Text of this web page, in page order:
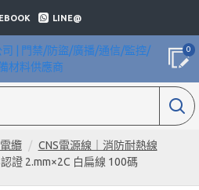
LINE@
0
纜
CNS電源線｜消防耐熱線
證 2.mm×2C 白扁線 100碼